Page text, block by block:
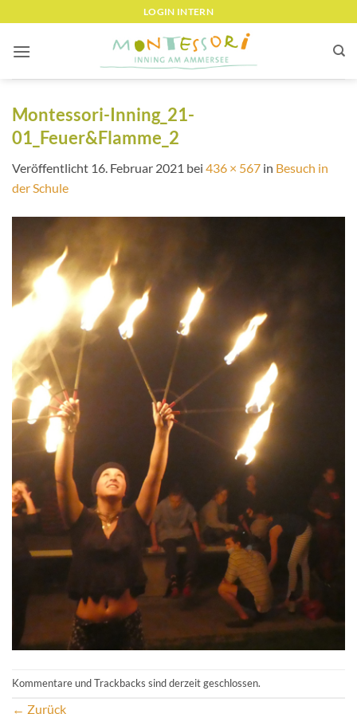
springen
LOGIN INTERN
Montessori-Inning_21-
01_Feuer&Flamme_2
Veröffentlicht 16. Februar 2021 bei 436 × 567 in Besuch in
der Schule
Kommentare und Trackbacks sind derzeit geschlossen.
← Zurück